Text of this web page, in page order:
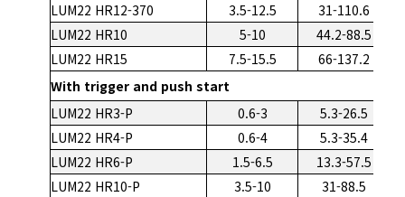
LUM22 HR12-370
3.5-12.5
31-110.6
LUM22 HR10
5-10
44.2-88.5
LUM22 HR15
7.5-15.5
66-137.2
With trigger and push start
LUM22 HR3-P
0.6-3
5.3-26.5
LUM22 HR4-P
0.6-4
5.3-35.4
LUM22 HR6-P
1.5-6.5
13.3-57.5
LUM22 HR10-P
3.5-10
31-88.5